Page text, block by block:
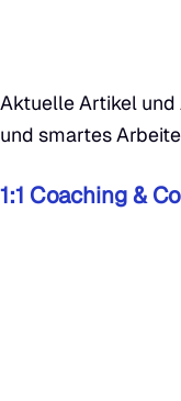
Aktuelle Artikel und
und smartes
1:1 Coaching &